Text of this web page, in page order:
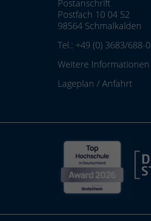
Postanschrift
Postfach 10 04 52
98564 Schmalkalden
Tel.: +49 (0) 3683/688-0
Weitere Informationen
Lageplan / Anfahrt